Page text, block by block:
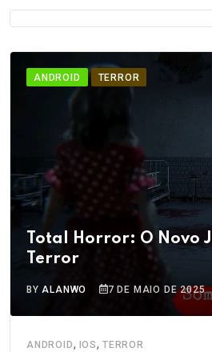
ANDROID TERROR
Total Horror: O Novo
Terror
BYALANWO 7 DE MAIO DE 2025
ANDROID, IOS,TERROR